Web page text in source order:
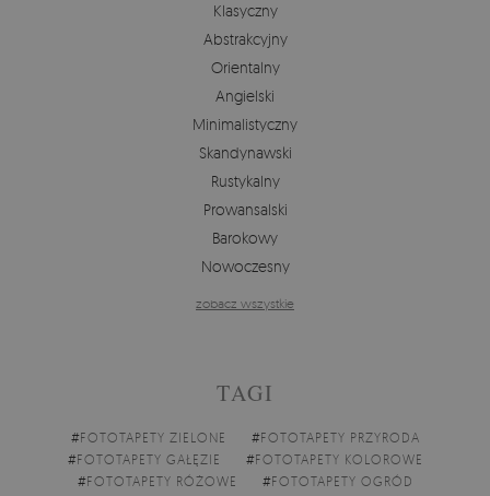
Klasyczny
Abstrakcyjny
Orientalny
Angielski
Minimalistyczny
Skandynawski
Rustykalny
Prowansalski
Barokowy
Nowoczesny
zobacz wszystkie
TAGI
#FOTOTAPETY ZIELONE #FOTOTAPETY PRZYRODA
#FOTOTAPETY GAŁĘZIE #FOTOTAPETY KOLOROWE
#FOTOTAPETY RÓŻOWE #FOTOTAPETY OGRÓD